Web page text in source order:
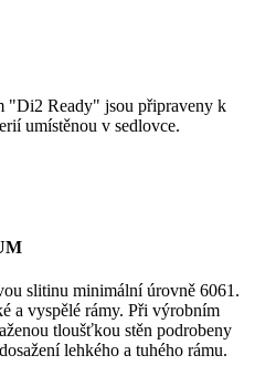
"Di2 Ready" jsou připraveny k
umístěnou v sedlovce.
slitinu minimální úrovně 6061.
a vyspělé rámy. Při výrobním
tloušťkou stěn podrobeny
lehkého a tuhého rámu.